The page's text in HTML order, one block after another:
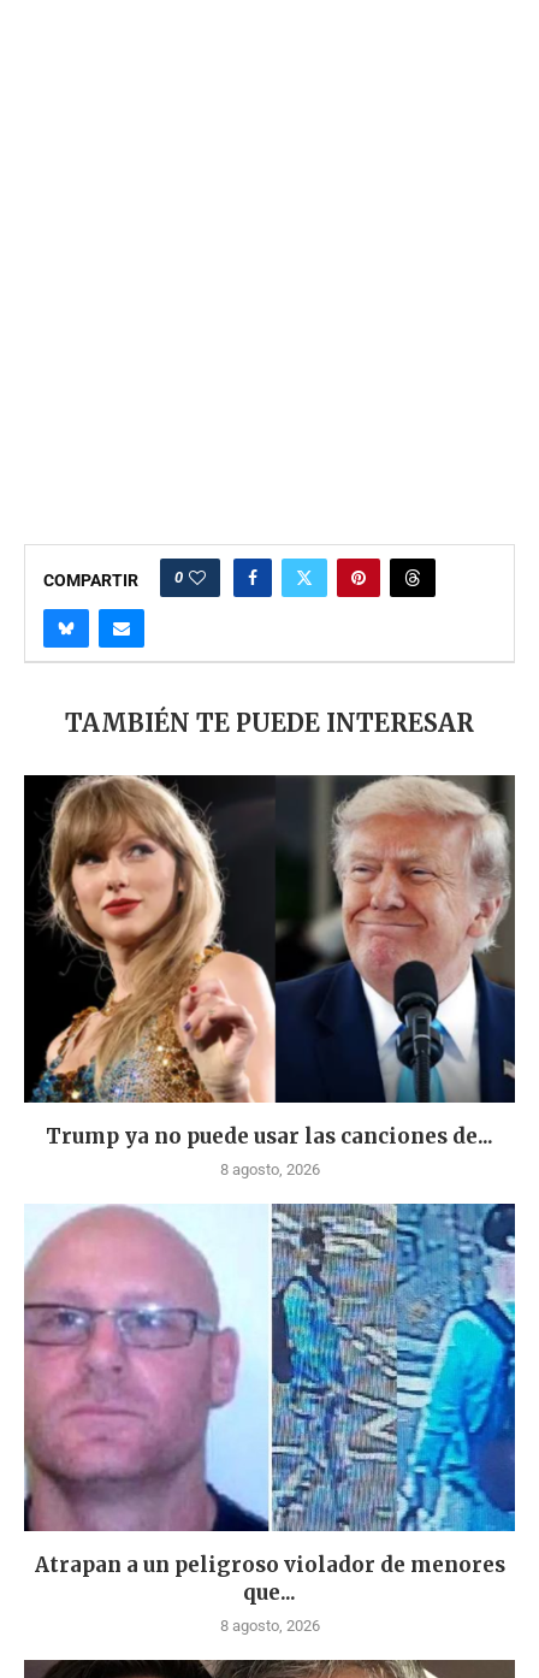
COMPARTIR 0
TAMBIÉN TE PUEDE INTERESAR
Trump ya no puede usar las canciones de...
8 agosto, 2026
Atrapan a un peligroso violador de menores
que...
8 agosto, 2026